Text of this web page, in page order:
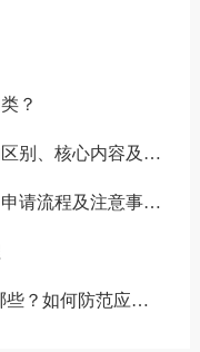
？
内容及操作注意事项
程及注意事项全解析
如何防范应对？